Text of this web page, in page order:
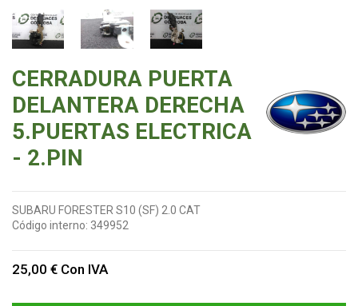
CERRADURA PUERTA
DELANTERA DERECHA
5.PUERTAS ELECTRICA
- 2.PIN
SUBARU FORESTER S10 (SF) 2.0 CAT
Código interno: 349952
25,00 € Con IVA